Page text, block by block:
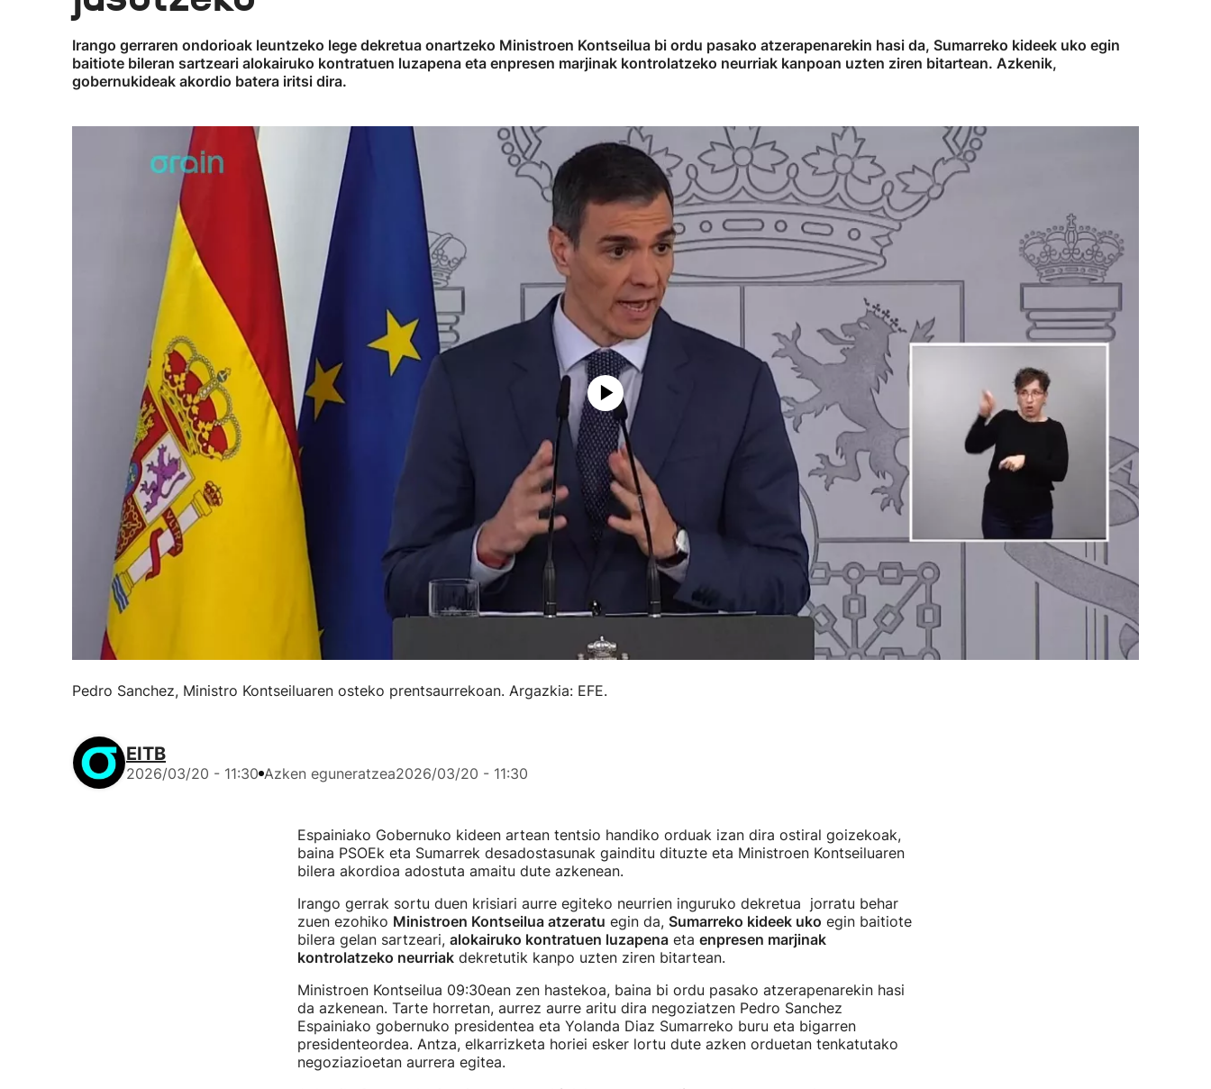
Irango gerraren ondorioak leuntzeko lege dekretua onartzeko Ministroen Kontseilua bi ordu pasako atzerapenarekin hasi da, Sumarreko kideek uko egin
baitiote bileran sartzeari alokairuko kontratuen luzapena eta enpresen marjinak kontrolatzeko neurriak kanpoan uzten ziren bitartean. Azkenik,
gobernukideak akordio batera iritsi dira.
Pedro Sanchez, Ministro Kontseiluaren osteko prentsaurrekoan. Argazkia: EFE.
EITB
2026/03/20 - 11:30 Azken eguneratzea2026/03/20 - 11:30
Espainiako Gobernuko kideen artean tentsio handiko orduak izan dira ostiral goizekoak,
baina PSOEk eta Sumarrek desadostasunak gainditu dituzte eta Ministroen Kontseiluaren
bilera akordioa adostuta amaitu dute azkenean.
Irango gerrak sortu duen krisiari aurre egiteko neurrien inguruko dekretua jorratu behar
zuen ezohiko Ministroen Kontseilua atzeratu egin da, Sumarreko kideek uko egin baitiote
bilera gelan sartzeari, alokairuko kontratuen luzapenaeta enpresen marjinak
kontrolatzeko neurriakdekretutik kanpo uzten ziren bitartean.
Ministroen Kontseilua 09:30ean zen hastekoa, baina bi ordu pasako atzerapenarekin hasi
da azkenean. Tarte horretan, aurrez aurre aritu dira negoziatzen Pedro Sanchez
Espainiako gobernuko presidentea eta Yolanda Diaz Sumarreko buru eta bigarren
presidenteordea. Antza, elkarrizketa horiei esker lortu dute azken orduetan tenkatutako
negoziazioetan aurrera egitea.